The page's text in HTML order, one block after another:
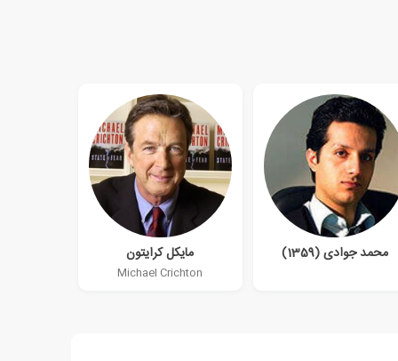
محمد جوادی (1359) مایکل کرایتون
Michael Crichton